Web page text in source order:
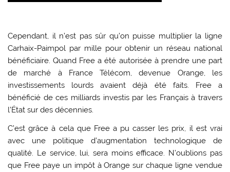
Cependant, il n’est pas sûr qu’on puisse multiplier la ligne
Carhaix-Paimpol par mille pour obtenir un réseau national
bénéficiaire. Quand Free a été autorisée à prendre une part
de marché à France Télécom, devenue Orange, les
investissements lourds avaient déjà été faits. Free a
bénéficié de ces milliards investis par les Français à travers
l’État sur des décennies.
C’est grâce à cela que Free a pu casser les prix, il est vrai
avec une politique d’augmentation technologique de
qualité. Le service, lui, sera moins efficace. N’oublions pas
que Free paye un impôt à Orange sur chaque ligne vendue